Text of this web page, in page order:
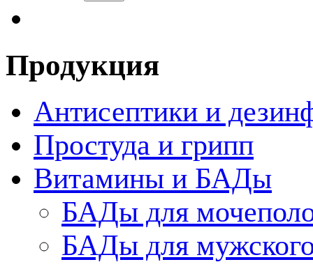
Продукция
Антисептики и
Простуда и грипп
Витамины и БАДы
БАДы для
БАДы для